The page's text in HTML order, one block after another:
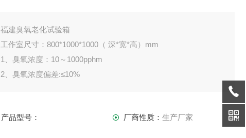
福建臭氧老化试验箱
工作室尺寸：800*1000*1000（ 深*宽*高）mm
1、臭氧浓度：10～1000pphm
2、臭氧浓度偏差:≤10%
产品型号： 厂商性质： 生产厂家